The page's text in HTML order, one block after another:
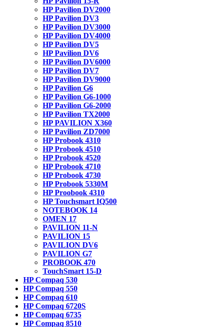
HP Pavilion DV2000
HP Pavilion DV3
HP Pavilion DV3000
HP Pavilion DV4000
HP Pavilion DV5
HP Pavilion DV6
HP Pavilion DV6000
HP Pavilion DV7
HP Pavilion DV9000
HP Pavilion G6
HP Pavilion G6-1000
HP Pavilion G6-2000
HP Pavilion TX2000
HP PAVILION X360
HP Pavilion ZD7000
HP Probook 4310
HP Probook 4510
HP Probook 4520
HP Probook 4710
HP Probook 4730
HP Probook 5330M
HP Proobook 4310
HP Touchsmart IQ500
NOTEBOOK 14
OMEN 17
PAVILION 11-N
PAVILION 15
PAVILION DV6
PAVILION G7
PROBOOK 470
TouchSmart 15-D
HP Compaq 530
HP Compaq 550
HP Compaq 610
HP Compaq 6720S
HP Compaq 6735
HP Compaq 8510